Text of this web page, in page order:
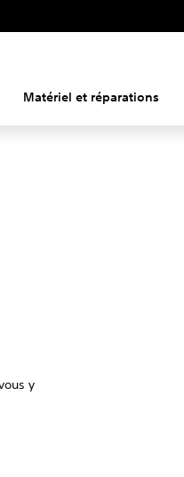
Matériel et réparations
y